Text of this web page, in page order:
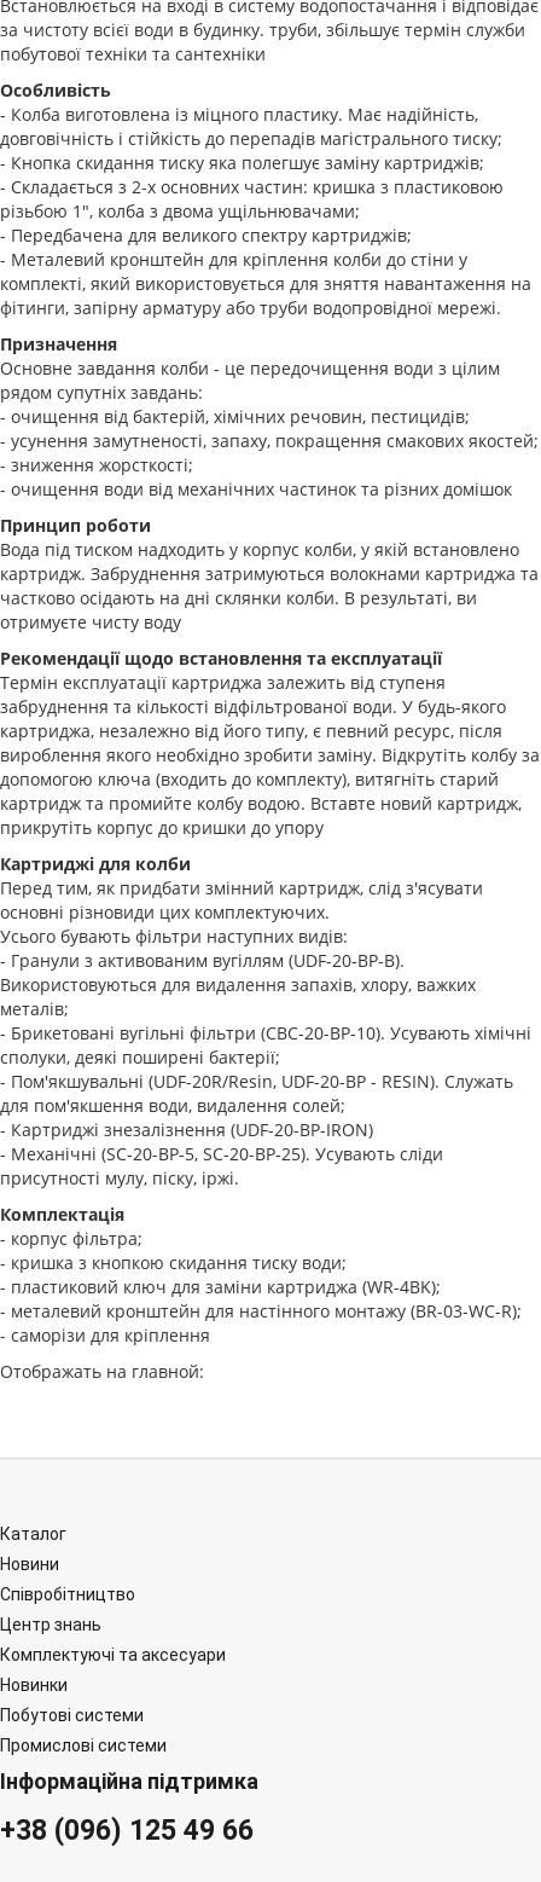
Встановлюється на вході в систему водопостачання і відповідає
за чистоту всієї води в будинку. труби, збільшує термін служби
побутової техніки та сантехніки
Особливість
- Колба виготовлена із міцного пластику. Має надійність,
довговічність і стійкість до перепадів магістрального тиску;
- Кнопка скидання тиску яка полегшує заміну картриджів;
- Складається з 2-х основних частин: кришка з пластиковою
різьбою 1", колба з двома ущільнювачами;
- Передбачена для великого спектру картриджів;
- Металевий кронштейн для кріплення колби до стіни у
комплекті, який використовується для зняття навантаження на
фітинги, запірну арматуру або труби водопровідної мережі.
Призначення
Основне завдання колби - це передочищення води з цілим
рядом супутніх завдань:
- очищення від бактерій, хімічних речовин, пестицидів;
- усунення замутненості, запаху, покращення смакових якостей;
- зниження жорсткості;
- очищення води від механічних частинок та різних домішок
Принцип роботи
Вода під тиском надходить у корпус колби, у якій встановлено
картридж. Забруднення затримуються волокнами картриджа та
частково осідають на дні склянки колби. В результаті, ви
отримуєте чисту воду
Рекомендації щодо встановлення та експлуатації
Термін експлуатації картриджа залежить від ступеня
забруднення та кількості відфільтрованої води. У будь-якого
картриджа, незалежно від його типу, є певний ресурс, після
вироблення якого необхідно зробити заміну. Відкрутіть колбу за
допомогою ключа (входить до комплекту), витягніть старий
картридж та промийте колбу водою. Вставте новий картридж,
прикрутіть корпус до кришки до упору
Картриджі для колби
Перед тим, як придбати змінний картридж, слід з'ясувати
основні різновиди цих комплектуючих.
Усього бувають фільтри наступних видів:
- Гранули з активованим вугіллям (UDF-20-BP-B).
Використовуються для видалення запахів, хлору, важких
металів;
- Брикетовані вугільні фільтри (CBC-20-BP-10). Усувають хімічні
сполуки, деякі поширені бактерії;
- Пом'якшувальні (UDF-20R/Resin, UDF-20-BP - RESIN). Служать
для пом'якшення води, видалення солей;
- Картриджі знезалізнення (UDF-20-BP-IRON)
- Механічні (SC-20-BP-5, SC-20-BP-25). Усувають сліди
присутності мулу, піску, іржі.
Комплектація
- корпус фільтра;
- кришка з кнопкою скидання тиску води;
- пластиковий ключ для заміни картриджа (WR-4BK);
- металевий кронштейн для настінного монтажу (BR-03-WC-R);
- саморізи для кріплення
Отображать на главной:
Каталог
Новини
Співробітництво
Центр знань
Комплектуючі та аксесуари
Новинки
Побутові системи
Промислові системи
Інформаційна підтримка
+38 (096) 125 49 66